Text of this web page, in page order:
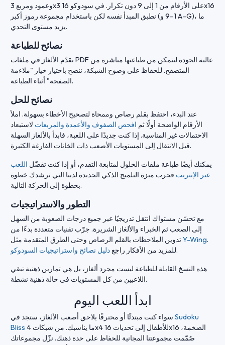
وعمود ومربع 3x3 على الأرقام من 1 إلى 9 دون تكرار. في سودوكو 16x16
نطبق المبدأ نفسه لكن باستخدام مجموعة رموز أكبر (1–9 و A–G)، ما
يزيد مستوى التحدي.
نصائح للطباعة
نقدّم الألغاز في ملفات PDF عالية الجودة لتتمكن من طباعتها مباشرة من
المتصفح. للحفاظ على وضوح الشبكة، ننصح باختيار خيار "ملاءمة
الصفحة" أثناء الطباعة.
نصائح للحل
عند البدء، احتفظ بقلم رصاص وممحاة لتصحيح الأخطاء بسهولة. املأ
الأرقام الواضحة أولًا ثم افحص الصفوف والأعمدة والمربعات لاستبعاد
الاحتمالات غير المناسبة. إذا كنت جديدًا على اللعبة، فابدأ بالألغاز السهلة
قبل الانتقال إلى المستويات الأصعب ذات الخانات الفارغة الكثيرة.
يمكنك أيضًا طباعة ملفات الحلول لمتابعة التقدم، أو إذا كنت تفضّل اللعب
عبر الإنترنت فجرب ميزة التلميح الذكي الجديدة لدينا التي ترشدك خطوة
بخطوة إلى الحركة التالية.
التطور والاستراتيجيات
مع تحسّن مستواك انتقل تدريجيًا عبر جميع درجات الصعوبة من السهل
إلى الصعب ثم الخبراء والألغاز الشريرة. جرّب تقنيات متعددة بدءًا من
Y-Wing.
للمزيد من الأفكار راجع دليل نصائح واستراتيجيات السودوكو .
هذه النسخ القابلة للطباعة ليست مجرد ألغاز، بل هي تمارين ذهنية تبقي
اللاعبين من كل المستويات في حالة ذهنية نشطة.
ابدأ اللعب اليوم
Sudoku
Bliss
صُمّمت مجموعتنا المجانية للحفاظ على حدة ذهنك. نزّل مجموعاتك